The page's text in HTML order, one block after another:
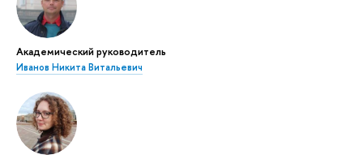
Академический руководитель
Иванов Никита Витальевич